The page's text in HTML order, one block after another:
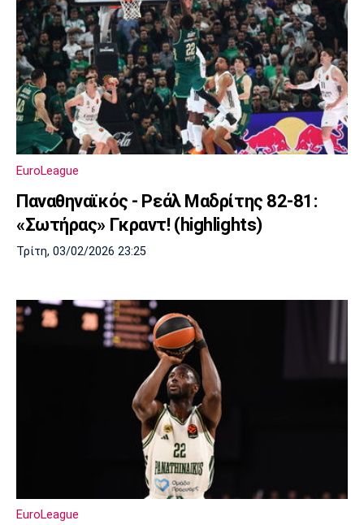
EuroLeague
Παναθηναϊκός - Ρεάλ Μαδρίτης 82-81:
«Σωτήρας» Γκραντ! (highlights)
Τρίτη, 03/02/2026 23:25
EuroLeague